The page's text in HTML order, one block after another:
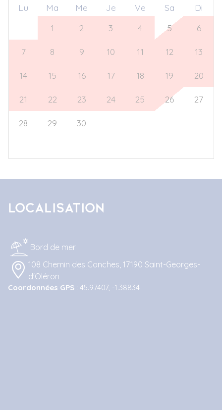
Lu Ma Me Je Ve Sa
Di
1 2 3 4 5 6
7 8 9 10 11 12 13
14 15 16 17 18 19 20
21 22 23 24 25 26 27
28 29 30
Localisation
Bord de mer
108 Chemin des Conches, 17190 Saint-Georges-
d'Oléron
Coordonnées GPS : 45.97407, -1.38834